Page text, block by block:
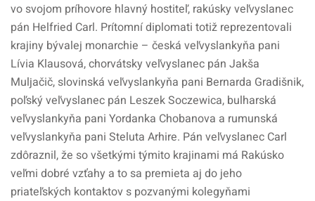
vo svojom príhovore hlavný hostiteľ, rakúsky veľvyslanec
pán Helfried Carl. Prítomní diplomati totiž reprezentovali
krajiny bývalej monarchie – česká veľvyslankyňa pani
Lívia Klausová, chorvátsky veľvyslanec pán Jakša
Muljačič, slovinská veľvyslankyňa pani Bernarda Gradišnik,
poľský veľvyslanec pán Leszek Soczewica, bulharská
veľvyslankyňa pani Yordanka Chobanova a rumunská
veľvyslankyňa pani Steluta Arhire. Pán veľvyslanec Carl
zdôraznil, že so všetkými týmito krajinami má Rakúsko
veľmi dobré vzťahy a to sa premieta aj do jeho
priateľských kontaktov s pozvanými kolegyňami